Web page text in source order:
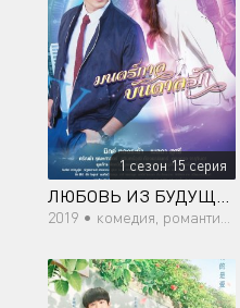
1 сезон 15 серия
ЛЮБОВЬ ИЗ БУДУЩЕГО
2019 • комедия, романтика, фэнтези